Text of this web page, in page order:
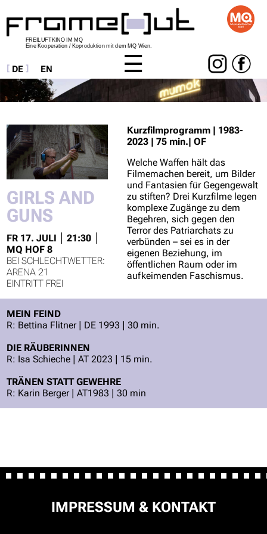
FREILUFTKINO IM MQ
Eine Kooperation / Koproduktion mit dem MQ Wien.
DE EN
Navigation
überspringen
GIRLS AND
GUNS
FR 17. JULI
21:30
MQ HOF 8
ARENA 21
EINTRITT FREI
Kurzfilmprogramm | 1983-
2023 | 75 min.| OF
Welche Waffen hält das
Filmemachen bereit, um Bilder
und Fantasien für Gegengewalt
zu stiften? Drei Kurzfilme legen
komplexe Zugänge zu dem
Begehren, sich gegen den
Terror des Patriarchats zu
verbünden – sei es in der
eigenen Beziehung, im
öffentlichen Raum oder im
aufkeimenden Faschismus.
MEIN FEIND
R: Bettina Flitner | DE 1993 | 30 min.
DIE RÄUBERINNEN
R: Isa Schieche | AT 2023 | 15 min.
TRÄNEN STATT GEWEHRE
R: Karin Berger | AT1983 | 30 min
NAVIGATIONIMPRESSUM & KONTAKT